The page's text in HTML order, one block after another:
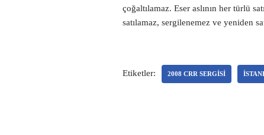
çoğaltılamaz. Eser aslının her türlü
satılamaz, sergilenemez ve yeniden
Etiketler: 2008 CRR SERGISI